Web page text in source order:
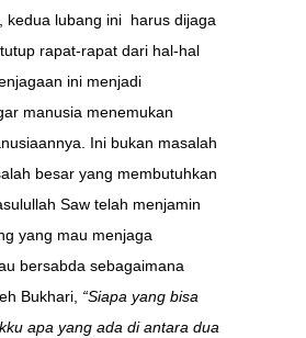
kedua lubang ini harus dijaga
rapat-rapat dari hal-hal
ini menjadi
manusia menemukan
Ini bukan masalah
besar yang membutuhkan
Saw telah menjamin
yang mau menjaga
bersabda sebagaimana
Bukhari, “Siapa yang bisa
apa yang ada di antara dua